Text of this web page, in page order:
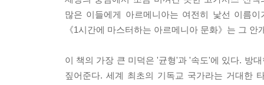
많은 이들에게 아르메니아는 여전히 낯선 이름
《1시간에 마스터하는 아르메니아 문화》는 그
이 책의 가장 큰 미덕은 '균형'과 '속도'에 있다. 방
짚어준다. 세계 최초의 기독교 국가라는 거대한